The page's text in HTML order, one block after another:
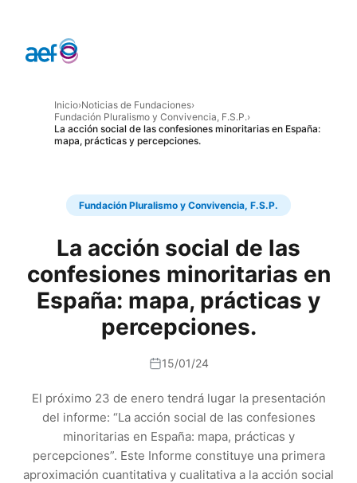
Inicio›Noticias de Fundaciones›
Fundación Pluralismo y Convivencia, F.S.P.›
La acción social de las confesiones minoritarias en España:
mapa, prácticas y percepciones.
Fundación Pluralismo y Convivencia, F.S.P.
La acción social de las
confesiones minoritarias en
España: mapa, prácticas y
percepciones.
15/01/24
El próximo 23 de enero tendrá lugar la presentación
del informe: “La acción social de las confesiones
minoritarias en España: mapa, prácticas y
percepciones”. Este Informe constituye una primera
aproximación cuantitativa y cualitativa a la acción social